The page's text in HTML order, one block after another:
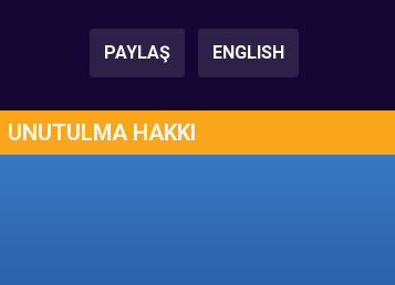
PAYLAŞ ENGLISH
UNUTULMA HAKKI